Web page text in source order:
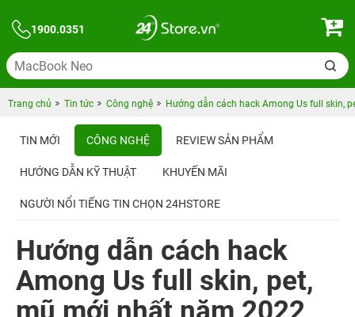
1900.0351
Trang chủ Tin tức Công nghệ Hướng dẫn cách hack Among Us full skin,
TIN MỚI CÔNG NGHỆ REVIEW SẢN PHẨM
HƯỚNG DẪN KỸ THUẬT KHUYẾN MÃI
NGƯỜI NỔI TIẾNG TIN CHỌN 24HSTORE
Hướng dẫn cách hack
Among Us full skin, pet,